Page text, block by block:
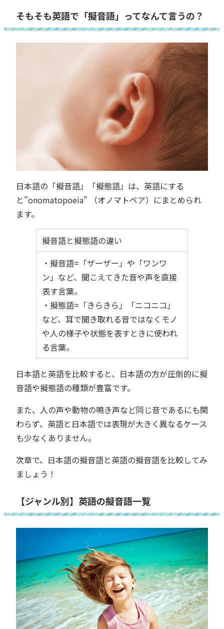
そもそも英語で「擬音語」ってなんて言うの？
日本語の「擬音語」「擬態語」は、英語にする
と”onomatopoeia” （オノマトペア）にまとめられ
ます。
擬音語と擬態語の違い
・擬音語=「ザーザー」や「ワンワ
ン」など、聞こえてきた音や声を直接
表す言葉。
・擬態語=「きらきら」「ニコニコ」
など、耳で聞き取れる音ではなくモノ
や人の様子や状態を表すときに使われ
る言葉。
日本語と英語を比較すると、日本語の方が圧倒的に擬
音語や擬態語の種類が豊富です。
また、人の声や動物の鳴き声など同じ音であるにも関
わらず、英語と日本語では表現が大きく異なるケース
も少なくありません。
次章で、日本語の擬音語と英語の擬音語を比較してみ
ましょう！
【ジャンル別】英語の擬音語一覧